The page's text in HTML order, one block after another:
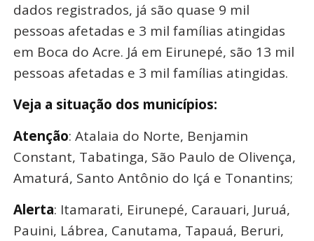
dados registrados, já são quase 9 mil
pessoas afetadas e 3 mil famílias atingidas
em Boca do Acre. Já em Eirunepé, são 13 mil
pessoas afetadas e 3 mil famílias atingidas.
Veja a situação dos municípios:
Atenção: Atalaia do Norte, Benjamin
Constant, Tabatinga, São Paulo de Olivença,
Amaturá, Santo Antônio do Içá e Tonantins;
Alerta: Itamarati, Eirunepé, Carauari, Juruá,
Pauini, Lábrea, Canutama, Tapauá, Beruri,